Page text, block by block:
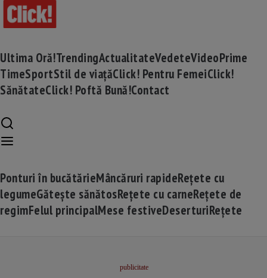
Ultima Oră!TrendingActualitateVedeteVideoPrime
TimeSportStil de viațăClick! Pentru FemeiClick!
SănătateClick! Poftă Bună!Contact
Ponturi în bucătărieMâncăruri rapideRețete cu
legumeGătește sănătosRețete cu carneRețete de
regimFelul principalMese festiveDeserturiRețete